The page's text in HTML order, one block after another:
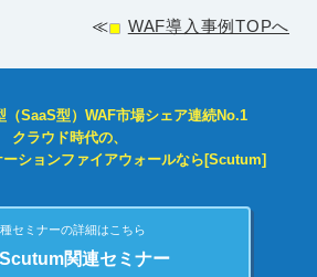
≪ WAF導入事例TOPへ
（SaaS型）WAF市場シェア連続No.1
クラウド時代の、
ションファイアウォールなら[Scutum]
セミナーの詳細はこちら
Scutum関連セミナー